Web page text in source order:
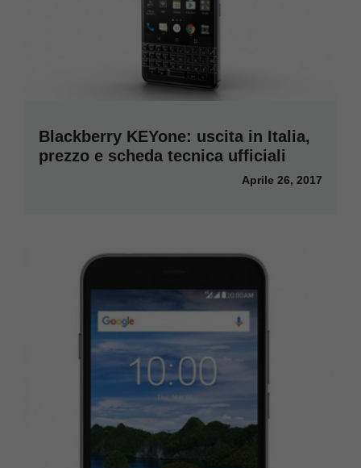
Blackberry KEYone: uscita in Italia,
prezzo e scheda tecnica ufficiali
Aprile 26, 2017